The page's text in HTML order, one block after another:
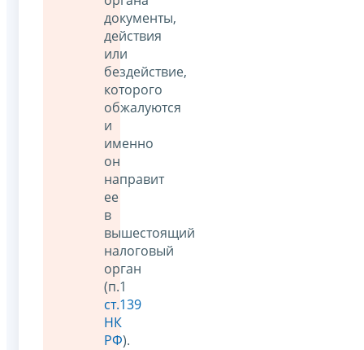
документы,
действия
или
бездействие,
которого
обжалуются
и
именно
он
направит
ее
в
вышестоящий
налоговый
орган
(п.1
ст.139
НК
РФ).